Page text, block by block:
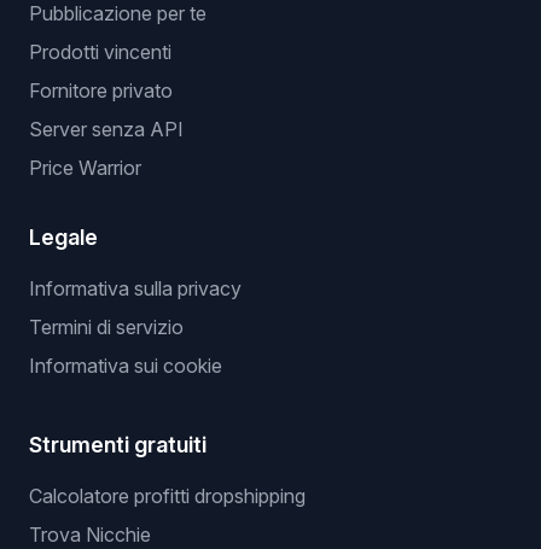
Pubblicazione per te
Prodotti vincenti
Fornitore privato
Server senza API
Price Warrior
Legale
Informativa sulla privacy
Termini di servizio
Informativa sui cookie
Strumenti gratuiti
Calcolatore profitti dropshipping
Trova Nicchie